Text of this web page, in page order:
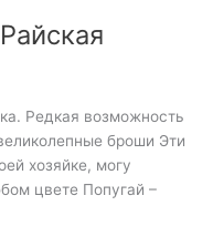
Редкая возможность
броши Эти
хозяйке, могу
цвете Попугай –